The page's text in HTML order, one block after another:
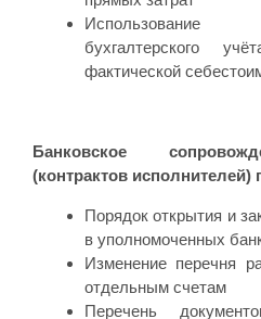
Использование
бухгалтерского
фактической
Банковское
(контрактов исполнителей)
Порядок открытия и
в уполномоченных
Изменение перечня
отдельным счетам
Перечень